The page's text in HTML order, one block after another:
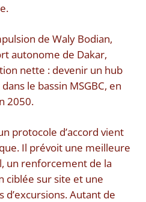
de Waly Bodian,
autonome de Dakar,
nette : devenir un hub
le bassin MSGBC, en
2050.
protocole d’accord vient
Il prévoit une meilleure
un renforcement de la
ciblée sur site et une
Autant de